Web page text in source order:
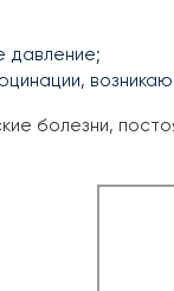
давление;
болезни,